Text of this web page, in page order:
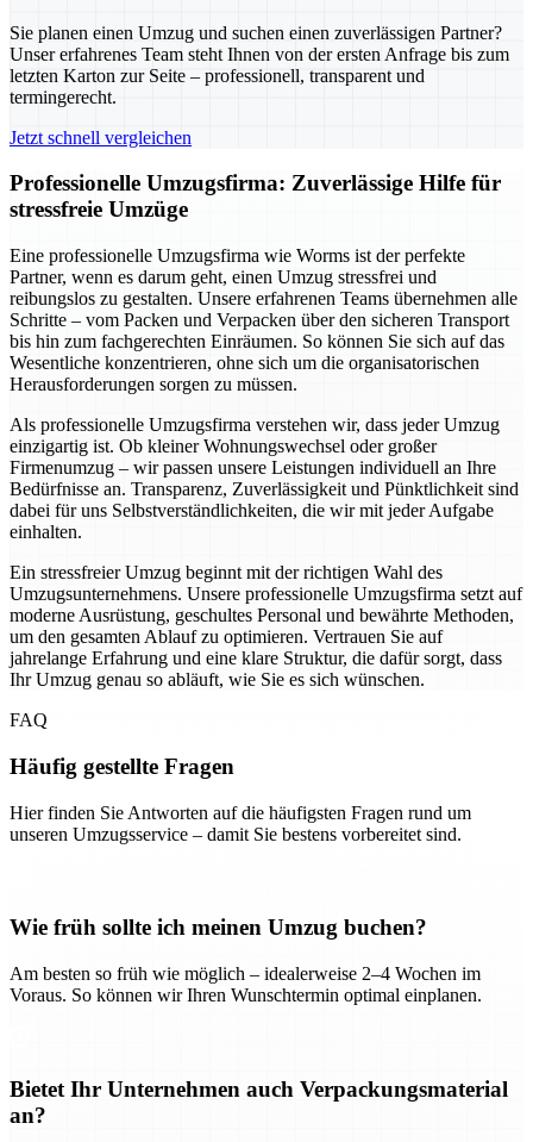
Sie planen einen Umzug und suchen einen zuverlässigen Partner?
Unser erfahrenes Team steht Ihnen von der ersten Anfrage bis zum
letzten Karton zur Seite – professionell, transparent und
termingerecht.
Jetzt schnell vergleichen
Professionelle Umzugsfirma: Zuverlässige Hilfe für
stressfreie Umzüge
Eine professionelle Umzugsfirma wie Worms ist der perfekte
Partner, wenn es darum geht, einen Umzug stressfrei und
reibungslos zu gestalten. Unsere erfahrenen Teams übernehmen alle
Schritte – vom Packen und Verpacken über den sicheren Transport
bis hin zum fachgerechten Einräumen. So können Sie sich auf das
Wesentliche konzentrieren, ohne sich um die organisatorischen
Herausforderungen sorgen zu müssen.
Als professionelle Umzugsfirma verstehen wir, dass jeder Umzug
einzigartig ist. Ob kleiner Wohnungswechsel oder großer
Firmenumzug – wir passen unsere Leistungen individuell an Ihre
Bedürfnisse an. Transparenz, Zuverlässigkeit und Pünktlichkeit sind
dabei für uns Selbstverständlichkeiten, die wir mit jeder Aufgabe
einhalten.
Ein stressfreier Umzug beginnt mit der richtigen Wahl des
Umzugsunternehmens. Unsere professionelle Umzugsfirma setzt auf
moderne Ausrüstung, geschultes Personal und bewährte Methoden,
um den gesamten Ablauf zu optimieren. Vertrauen Sie auf
jahrelange Erfahrung und eine klare Struktur, die dafür sorgt, dass
Ihr Umzug genau so abläuft, wie Sie es sich wünschen.
FAQ
Häufig gestellte Fragen
Hier finden Sie Antworten auf die häufigsten Fragen rund um
unseren Umzugsservice – damit Sie bestens vorbereitet sind.
Wie früh sollte ich meinen Umzug buchen?
Am besten so früh wie möglich – idealerweise 2–4 Wochen im
Voraus. So können wir Ihren Wunschtermin optimal einplanen.
Bietet Ihr Unternehmen auch Verpackungsmaterial
an?